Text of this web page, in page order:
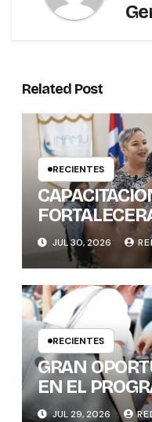
Related Post
RECIENTES
HABILIDADES
MUJERES
JUL 30, 2026
RECIENTES
GRAN
EN EL
PYME
JUL 29, 2026